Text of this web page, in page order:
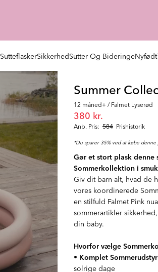
SutteflaskerSikkerhedSutter Og BideringeNyfødt
Summer
12 måned+ / Falmet Lyserød
Anb. Pris: 584
380 kr.
Prishistorik
*Du sparer 35% ved at købe
Gør et stort plask denne
Sommerkollektion i
Giv dit barn alt, hvad de
vores koordinerede
en stilfuld Falmet Pink
sommerartikler
din baby.
Hvorfor vælge
• Komplet Sommerudstyr
solrige dage